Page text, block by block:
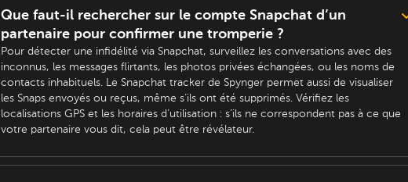
Que faut-il rechercher sur le compte Snapchat d’un
partenaire pour confirmer une tromperie ?
Pour détecter une infidélité via Snapchat, surveillez les conversations avec des
inconnus, les messages flirtants, les photos privées échangées, ou les noms de
contacts inhabituels. Le Snapchat tracker de Spynger permet aussi de visualiser
les Snaps envoyés ou reçus, même s’ils ont été supprimés. Vérifiez les
localisations GPS et les horaires d’utilisation : s’ils ne correspondent pas à ce que
votre partenaire vous dit, cela peut être révélateur.